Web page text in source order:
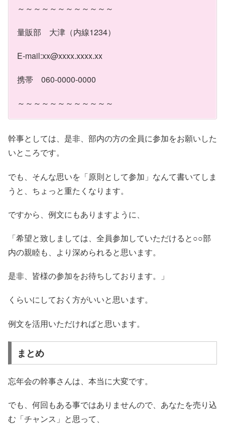
～～～～～～～～～～～～
量販部 大津（内線1234）
E-mail:xx@xxxx.xxxx.xx
携帯 060-0000-0000
～～～～～～～～～～～～
幹事としては、是非、部内の方の全員に参加をお願いした
いところです。
でも、そんな思いを「原則として参加」なんて書いてしま
うと、ちょっと重たくなります。
ですから、例文にもありますように、
「希望と致しましては、全員参加していただけると○○部
内の親睦も、より深められると思います。
是非、皆様の参加をお待ちしております。」
くらいにしておく方がいいと思います。
例文を活用いただければと思います。
まとめ
忘年会の幹事さんは、本当に大変です。
でも、何回もある事ではありませんので、あなたを売り込
む「チャンス」と思って、